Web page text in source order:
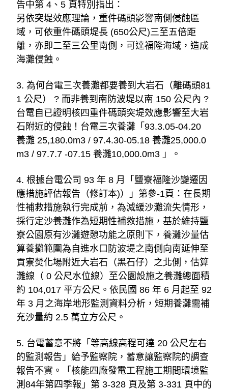
告中第 4、5 頁特別指出：
另依突堤效應理論，重件碼頭影響南側侵蝕區
域，可依重件碼頭堤長 (650公尺)三至五倍距
離，亦即二至三公里南側，可達福隆海域，造成
海灘侵蝕。
3. 為何台電三次養灘都要養到大岩石（離碼頭81
1 公尺） ? 而非養到南防波堤以南 150 公尺內 ?
台電自已證明核四重件碼頭突堤效應影響至大岩
石附近的侵蝕！台電三次養灘「93.3.05-04.20
養灘 25,180.0m3 / 97.4.30-05.18 養灘25,000.0
m3 / 97.7.7 -07.15 養灘10,000.0m3 」。
4. 根據台電公司 93 年 8 月「鹽寮福隆沙變遷因
應措施評估報告（修訂本)）」第參-1頁：在長期
性補救措施執行完成前，為減緩沙灘流失情形，
採行定沙養灘作為短期性補救措施，基於維持鹽
寮公園原有沙灘遊憩功能之原則下，養灘沙量估
算養攤範圍為自進水口防波堤之南側向南延伸至
貢寮焚化場附近大岩石（黑石仔）之北側，估算
灘線（ 0 公尺水位線）至公園設施之養灘總面積
約 104,017 平方公尺。依民國 86 年 6 月起至 92
年 3 月之海岸地形監測資料分析，短期養灘需補
充沙量約 2.5 萬立方公尺。
5. 台電蓄意不將「等高線高程可達 20 公尺左右
的監測報告」給予監察院，蓄意讓監察院的調查
報告不實。「核能四廠發電工程施工期間環境監
測84年第四季報」第 3-328 頁及第 3-331 頁中的